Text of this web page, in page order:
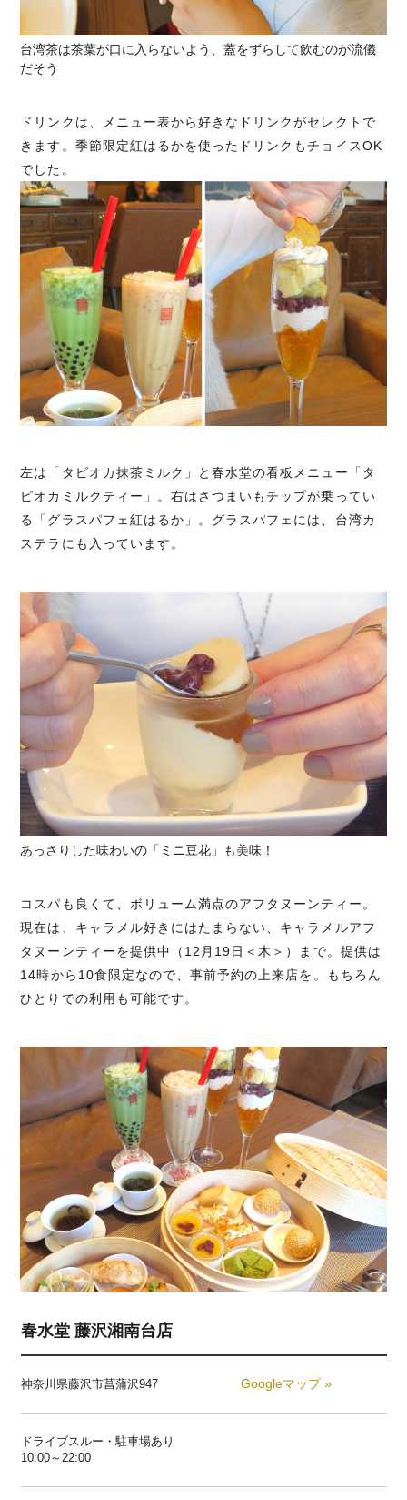
台湾茶は茶葉が口に入らないよう、蓋をずらして飲むのが流儀
だそう
ドリンクは、メニュー表から好きなドリンクがセレクトで
きます。季節限定紅はるかを使ったドリンクもチョイスOK
でした。
左は「タピオカ抹茶ミルク」と春水堂の看板メニュー「タ
ピオカミルクティー」。右はさつまいもチップが乗ってい
る「グラスパフェ紅はるか」。グラスパフェには、台湾カ
ステラにも入っています。
あっさりした味わいの「ミニ豆花」も美味！
コスパも良くて、ボリューム満点のアフタヌーンティー。
現在は、キャラメル好きにはたまらない、キャラメルアフ
タヌーンティーを提供中（12月19日＜木＞）まで。提供は
14時から10食限定なので、事前予約の上来店を。もちろん
ひとりでの利用も可能です。
春水堂 藤沢湘南台店
神奈川県藤沢市菖蒲沢947 Googleマップ »
ドライブスルー・駐車場あり
10:00～22:00